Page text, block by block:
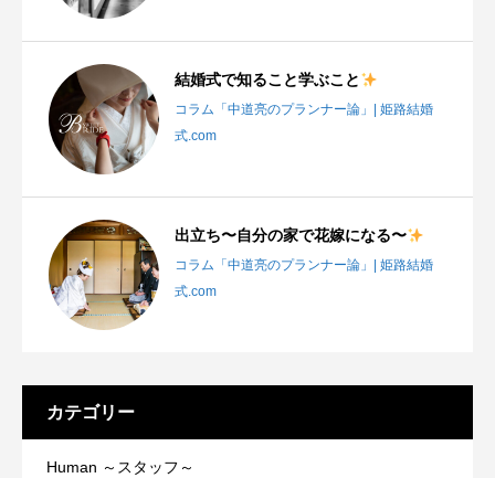
結婚式で知ること学ぶこと
コラム「中道亮のプランナー論」| 姫路結婚
式.com
出立ち〜自分の家で花嫁になる〜
コラム「中道亮のプランナー論」| 姫路結婚
式.com
カテゴリー
Human ～スタッフ～